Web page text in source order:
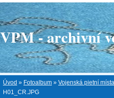
- archivní
Úvod » Fotoalbum » Vojenská pietní místa
H01_CR.JPG